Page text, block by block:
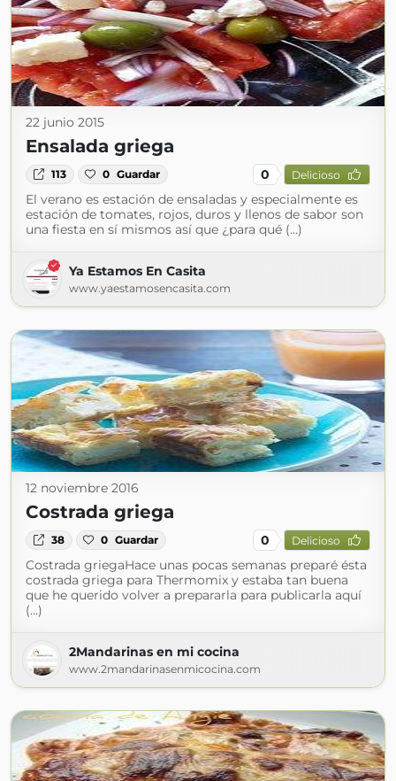
22 junio 2015
Ensalada griega
113 0 Guardar 0 Delicioso
El verano es estación de ensaladas y especialmente es
estación de tomates, rojos, duros y llenos de sabor son
una fiesta en sí mismos así que ¿para qué (...)
Ya Estamos En Casita
www.yaestamosencasita.com
12 noviembre 2016
Costrada griega
38 0 Guardar 0 Delicioso
Costrada griegaHace unas pocas semanas preparé ésta
costrada griega para Thermomix y estaba tan buena
que he querido volver a prepararla para publicarla aquí
(...)
2Mandarinas en mi cocina
www.2mandarinasenmicocina.com